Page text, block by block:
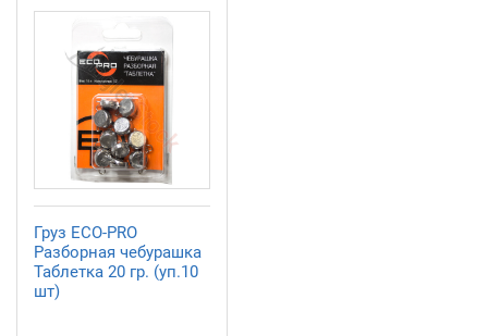
Груз ECO-PRO
Разборная чебурашка
Таблетка 20 гр. (уп.10
шт)